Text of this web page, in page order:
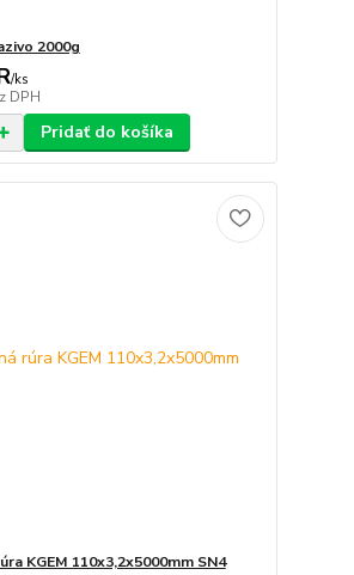
2000g
/ks
DPH
Pridať do košíka
KGEM 110x3,2x5000mm SN4